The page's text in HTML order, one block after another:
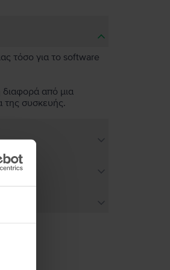
τόσο για το software
διαφορά από μια
της συσκευής.